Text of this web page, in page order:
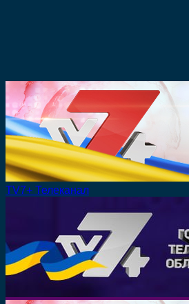
TV7+ Телеканал